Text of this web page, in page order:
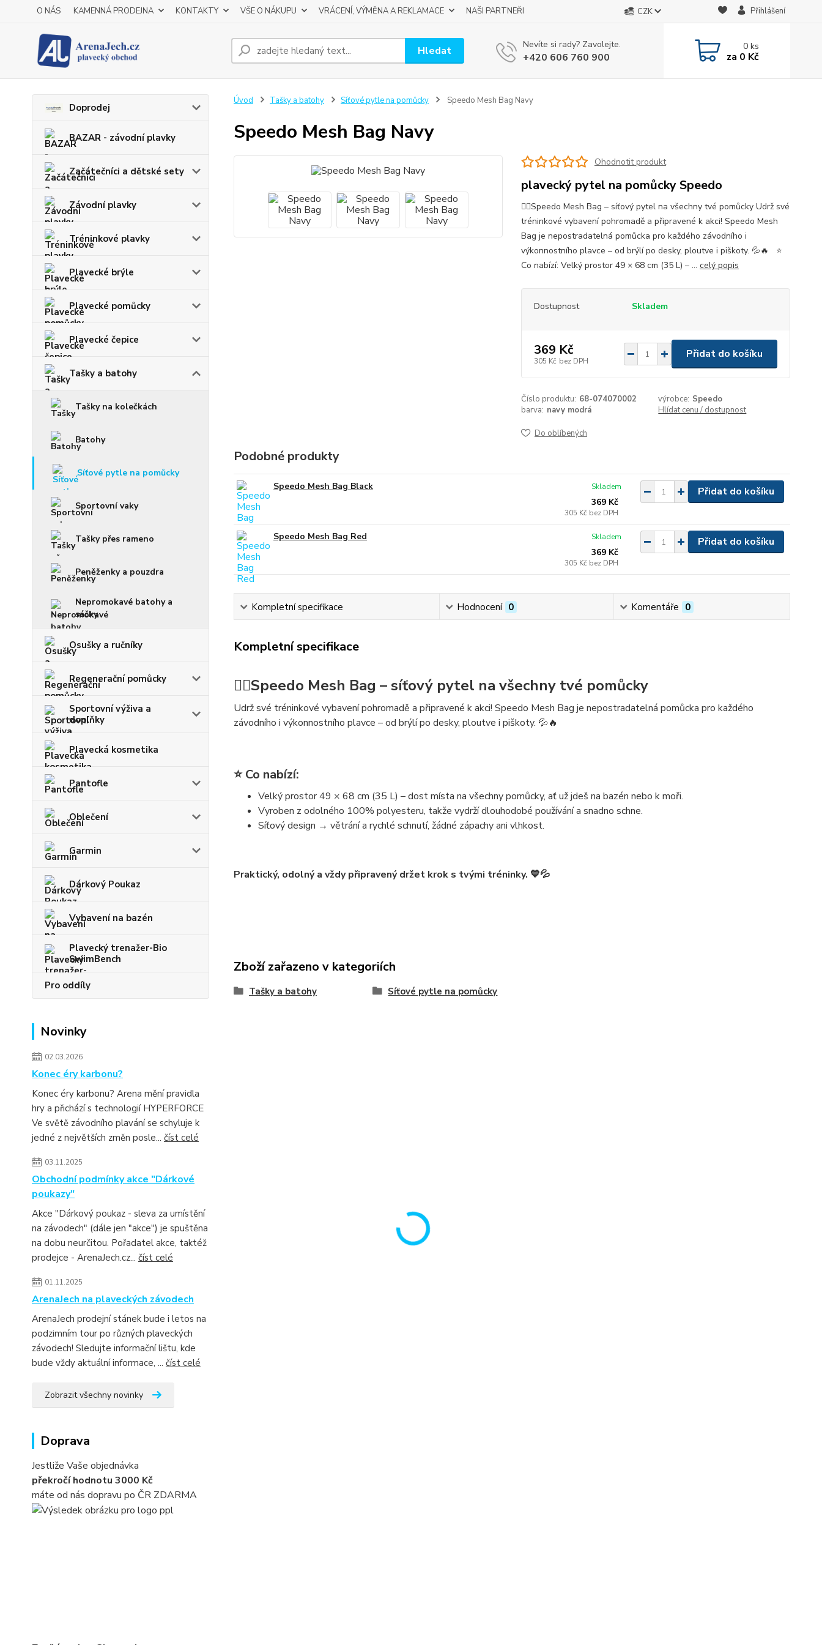
O NÁS KAMENNÁ PRODEJNA KONTAKTY VŠE O NÁKUPU VRÁCENÍ, VÝMĚNA A REKLAMACE NAŠI PARTNEŘI CZK Přihlášení
Hledat Nevíte si rady? Zavolejte.
+420 606 760 900
0ks
za 0 Kč
Doprodej
BAZAR - závodní plavky
Začátečníci a dětské sety
Závodní plavky
Tréninkové plavky
Plavecké brýle
Plavecké pomůcky
Plavecké čepice
Tašky a batohy
Tašky na kolečkách
Batohy
Síťové pytle na pomůcky
Sportovní vaky
Tašky přes rameno
Peněženky a pouzdra
Nepromokavé batohy a
sáčky
Osušky a ručníky
Regenerační pomůcky
Sportovní výživa a
doplňky
Plavecká kosmetika
Pantofle
Oblečení
Garmin
Dárkový Poukaz
Vybavení na bazén
Plavecký trenažer-Bio
SwimBench
Pro oddíly
Novinky
02.03.2026
Konec éry karbonu?
Konec éry karbonu? Arena mění pravidla
hry a přichází s technologií HYPERFORCE
Ve světě závodního plavání se schyluje k
jedné z největších změn posle... číst celé
03.11.2025
Obchodní podmínky akce "Dárkové
poukazy"
Akce "Dárkový poukaz - sleva za umístění
na závodech" (dále jen "akce") je spuštěna
na dobu neurčitou. Pořadatel akce, taktéž
prodejce - ArenaJech.cz... číst celé
01.11.2025
ArenaJech na plaveckých závodech
ArenaJech prodejní stánek bude i letos na
podzimním tour po různých plaveckých
závodech! Sledujte informační lištu, kde
bude vždy aktuální informace, ... číst celé
Zobrazit všechny novinky
Doprava
Jestliže Vaše objednávka
překročí hodnotu 3000 Kč
máte od nás dopravu po ČR ZDARMA
Úvod Tašky a batohy Síťové pytle na pomůcky Speedo Mesh Bag Navy
Speedo Mesh Bag Navy
Ohodnotit produkt
plavecký pytel na pomůcky Speedo
🏊‍♂️Speedo Mesh Bag – síťový pytel na všechny tvé pomůcky Udrž své
tréninkové vybavení pohromadě a připravené k akci! Speedo Mesh
Bag je nepostradatelná pomůcka pro každého závodního i
výkonnostního plavce – od brýlí po desky, ploutve i piškoty. 💦🔥 ⭐
Co nabízí: Velký prostor 49 × 68 cm (35 L) – ... celý popis
Dostupnost Skladem
369 Kč
305 Kč bez DPH
Přidat do košíku
Číslo produktu: 68-074070002 výrobce: Speedo
barva: navy modrá Hlídat cenu / dostupnost
Do oblíbených
Podobné produkty
Speedo Mesh Bag Black
369 Kč
305 Kč bez DPH
Skladem Přidat do košíku
Speedo Mesh Bag Red
369 Kč
305 Kč bez DPH
Skladem Přidat do košíku
Kompletní specifikace Hodnocení 0 Komentáře 0
Kompletní specifikace
🏊‍♂️Speedo Mesh Bag – síťový pytel na všechny tvé pomůcky
Udrž své tréninkové vybavení pohromadě a připravené k akci! Speedo Mesh Bag je nepostradatelná pomůcka pro každého
závodního i výkonnostního plavce – od brýlí po desky, ploutve i piškoty. 💦🔥
⭐ Co nabízí:
Velký prostor 49 × 68 cm (35 L) – dost místa na všechny pomůcky, ať už jdeš na bazén nebo k moři.
Vyroben z odolného 100% polyesteru, takže vydrží dlouhodobé používání a snadno schne.
Síťový design → větrání a rychlé schnutí, žádné zápachy ani vlhkost.
Praktický, odolný a vždy připravený držet krok s tvými tréninky. 💙💦
Zboží zařazeno v kategoriích
Tašky a batohy Síťové pytle na pomůcky